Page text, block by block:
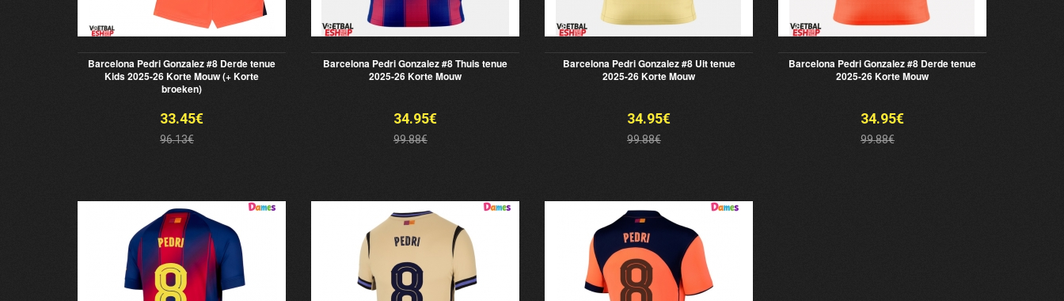
Barcelona Pedri Gonzalez #8 Derde tenue
Kids 2025-26 Korte Mouw (+ Korte
broeken)
33.45€
96.13€
Barcelona Pedri Gonzalez #8 Thuis tenue
2025-26 Korte Mouw
34.95€
99.88€
Barcelona Pedri Gonzalez #8 Uit tenue
2025-26 Korte Mouw
34.95€
99.88€
Barcelona Pedri Gonzalez #8 Derde tenue
2025-26 Korte Mouw
34.95€
99.88€